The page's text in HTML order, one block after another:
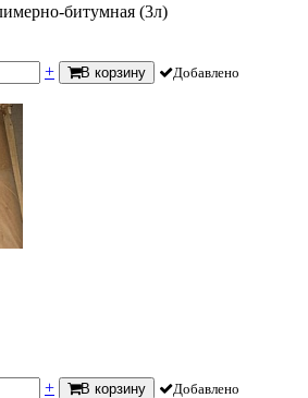
битумная (3л)
+ В корзину Добавлено
+ В корзину Добавлено